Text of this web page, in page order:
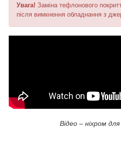
Увага! Заміна тефлонового
після вимкнення обладнання з
Відео – ніхром для